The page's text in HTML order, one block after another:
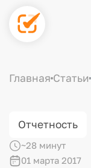
Главная Статьи
Отчетность
~28 минут
01 марта 2017